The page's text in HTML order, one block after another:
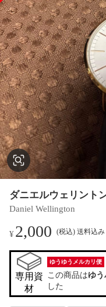
ダニエルウェリント
Daniel Wellington
¥2,000 (税込) 送料込み
専用資
材
ゆうゆうメルカリ便
この商品はゆ
した